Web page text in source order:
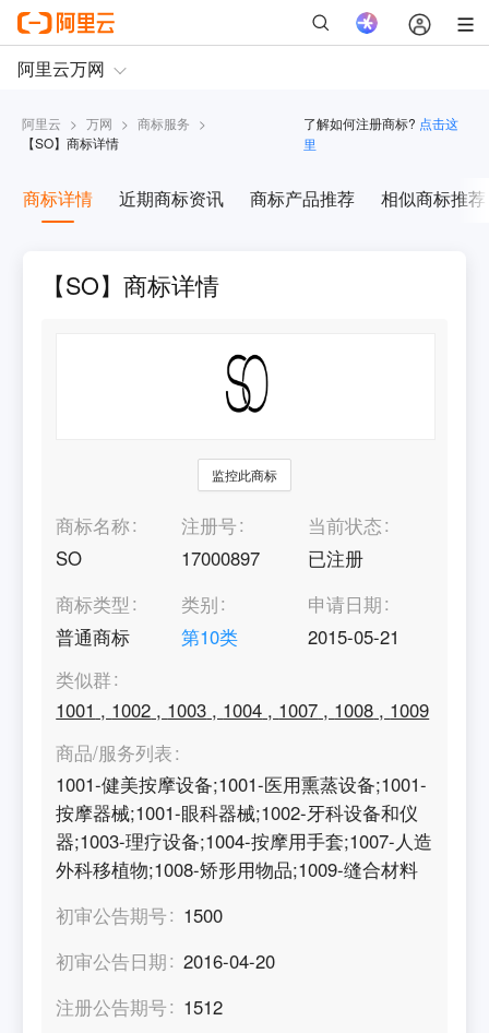
阿里云 > 万网 > 商标服务 >
【SO】商标详情
了解如何注册商标? 点击这
里
商标详情 近期商标资讯 商标产品推荐 相似商标推荐
【SO】商标详情
监控此商标
商标名称
SO
注册号
17000897
当前状态
已注册
商标类型
普通商标
类别
第10类
申请日期
2015-05-21
类似群
1001 , 1002 , 1003 , 1004 , 1007 , 1008 , 1009
商品/服务列表
1001-健美按摩设备;1001-医用熏蒸设备;1001-
按摩器械;1001-眼科器械;1002-牙科设备和仪
器;1003-理疗设备;1004-按摩用手套;1007-人造
外科移植物;1008-矫形用物品;1009-缝合材料
初审公告期号
1500
初审公告日期
2016-04-20
注册公告期号
1512